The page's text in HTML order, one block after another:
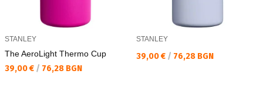
STANLEY
The AeroLight Thermo Cup
Текуща цена:
39,00 € / 76,28 BGN
STANLEY
Текуща цена:
39,00 € / 76,28 BGN